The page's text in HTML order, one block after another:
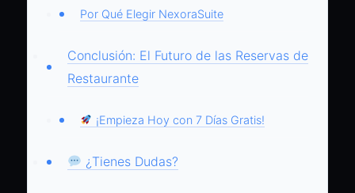
Por Qué Elegir NexoraSuite
Conclusión: El Futuro de las Reservas de
Restaurante
¡Empieza Hoy con 7 Días Gratis!
¿Tienes Dudas?